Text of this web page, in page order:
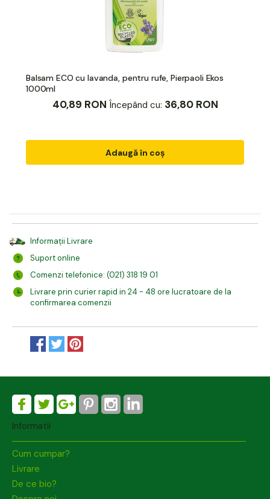
Balsam ECO cu lavanda, pentru rufe, Pierpaoli Ekos
1000ml
40,89 RON Începând cu: 36,80 RON
Adaugă în coș
Informații Livrare
Suport online
Comenzi telefonice: (021) 318 19 01
Livrare prin curier rapid in 24 - 48 ore lucratoare de la
confirmarea comenzii
Informatii
Cum cumpar?
Livrare
De ce bio?